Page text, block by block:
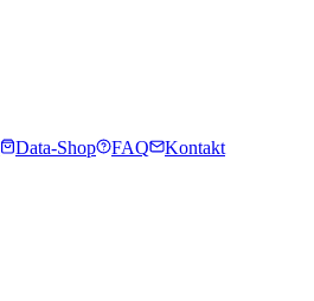
Data-Shop FAQ
Kontakt